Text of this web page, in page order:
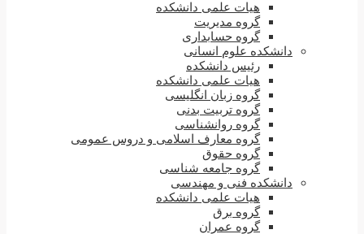
هیات علمی دانشکده
گروه مدیریت
گروه حسابداری
دانشکده علوم انسانی
رئیس دانشکده
هیات علمی دانشکده
گروه زبان انگلیسی
گروه تربیت بدنی
گروه روانشناسی
گروه معارف اسلامی و دروس عمومی
گروه حقوق
گروه جامعه شناسی
دانشکده فنی و مهندسی
هیات علمی دانشکده
گروه برق
گروه عمران